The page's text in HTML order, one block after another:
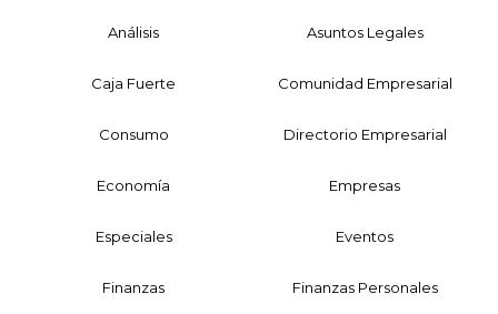
Análisis Asuntos Legales
Caja Fuerte Comunidad Empresarial
Consumo Directorio Empresarial
Economía Empresas
Especiales Eventos
Finanzas Finanzas Personales